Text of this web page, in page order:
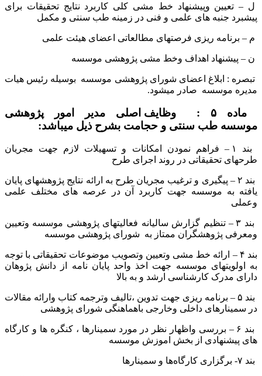
ل – تعیین وپیشنهاد خط مشی کلی کاربرد نتایج تحقیقات برای
پیشبرد جنبه های علمی و فنی در زمینه طب سنتی و مکمل
م – برنامه ریزی فرصتهای مطالعاتی اعضای هیئت علمی
ن – پیشنهاد اهداف وخط مشی پژوهشی موسسه
تبصره : ابلاغ اعضای شورای پژوهشی موسسه بوسیله رئیس هیات
مدیره موسسه صادر میشود.
ماده ۵ :
وظایف اصلی مدیر امور پژوهشی
موسسه طب سنتی و حجامت بشرح ذیل میباشد:
بند ١ – فراهم نمودن امکانات و تسهیلات لازم جهت مجریان
طرحهای تحقیقاتی در روند اجرای طرح
بند ٢ – پیگیری و ترغیب مجریان طرح به ارائه نتایج پژوهشهای پایان
یافته به موسسه جهت کاربرد آن در عرصه های مختلف علمی
وعملی
بند ٣ – تنظیم گزارش سالیانه فعالیتهای پژوهشی موسسه وتعیین
ومعرفی پژوهشگران ممتاز به شورای پژوهشی موسسه
بند ۴ – ارائه خط مشی وتعیین وتصویب موضوعات تحقیقاتی با توجه
به اولویتهای موسسه جهت اخذ واحد پایان نامه از دانش پژوهان
دارای مدرک کارشناسی ارشد و به بالا
بند ۵ – برنامه ریزی جهت تدوین ،تالیف وترجمه کتاب وارائه مقالات
در سمینارهای داخلی وخارجی باهماهنگی شورای پژوهشی
بند ۶ – بررسی واظهار نظر در مورد سمینارها ، کنگره ها و کارگاه
های پیشنهادی از بخش اموزش موسسه
بند ۷- برگزاری کارگاه‌ها و سمینارها